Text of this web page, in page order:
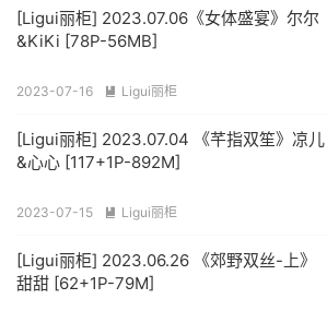
[Ligui丽柜] 2023.07.06《女体盛宴》尔尔
&KiKi [78P-56MB]
2023-07-16  Ligui丽柜
[Ligui丽柜] 2023.07.04 《芊指双笙》凉儿
&心心 [117+1P-892M]
2023-07-15  Ligui丽柜
[Ligui丽柜] 2023.06.26 《郊野双丝-上》
甜甜 [62+1P-79M]